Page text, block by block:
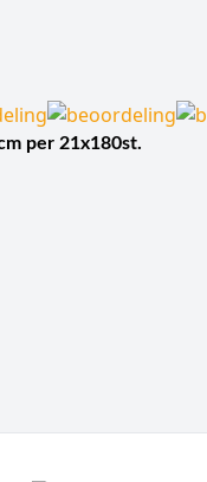
per 21x180st.